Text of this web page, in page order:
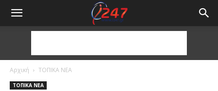
Αρχική ΤΟΠΙΚΑ ΝΕΑ
ΤΟΠΙΚΑ ΝΕΑ